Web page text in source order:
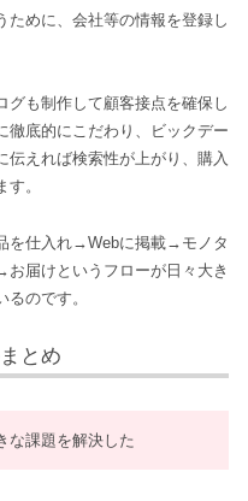
ために、会社等の情報を登録し
グも制作して顧客接点を確保し
徹底的にこだわり、ビックデー
伝えれば検索性が上がり、購入
。
を仕入れ→Webに掲載→モノタ
届けというフローが日々大き
のです。
とめ
な課題を解決した